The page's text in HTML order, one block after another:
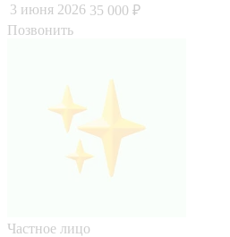
3 июня 2026 35 000 ₽
Позвонить
Частное лицо